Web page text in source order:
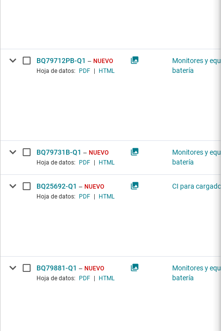
BQ79712PB-Q1
NUEVO
Hoja de datos:
PDF HTML
Monitores y
batería
BQ79731B-Q1
NUEVO
Hoja de datos:
PDF HTML
Monitores y
batería
BQ25692-Q1
NUEVO
Hoja de datos:
PDF HTML
CI para
BQ79881-Q1
NUEVO
Hoja de datos:
PDF HTML
Monitores y
batería